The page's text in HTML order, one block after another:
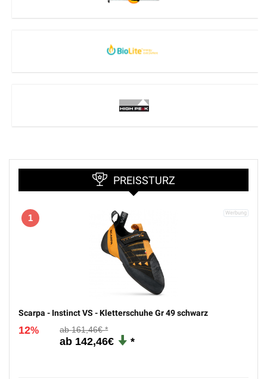
PREISSTURZ
1
Scarpa - Instinct VS - Kletterschuhe Gr 49 schwarz
12% 161,46€
142,46€